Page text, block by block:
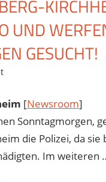
UND
GESUCHT!
[Newsroom]
Sonntagmorgen,
die Polizei, da
Im weiteren